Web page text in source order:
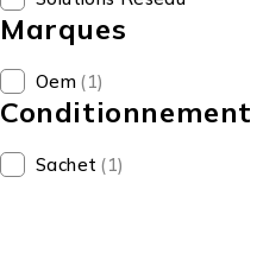
Marques
Oem (1)
Conditionnement
Sachet (1)